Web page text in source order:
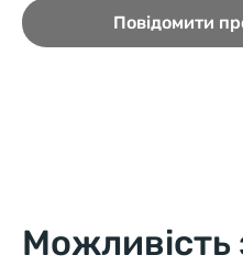
Повідомити
Можливість